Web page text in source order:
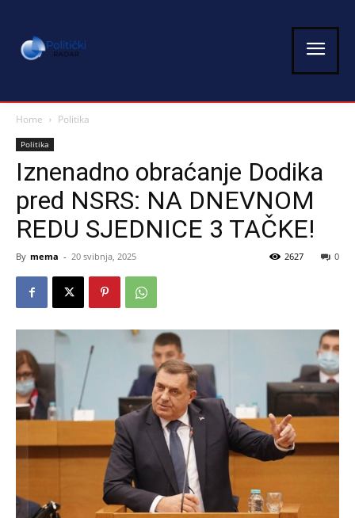
Home Politika
Politika
Iznenadno obraćanje Dodika
pred NSRS: NA DNEVNOM
REDU SJEDNICE 3 TAČKE!
By mema - 20 svibnja, 2025 0
2627